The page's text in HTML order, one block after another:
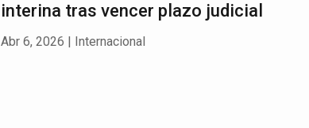
interina tras vencer plazo judicial
Abr 6, 2026 Internacional